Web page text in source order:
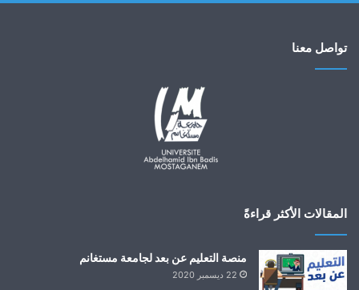
تواصل معنا
المقالات الأكثر قراءةً
منصة التعليم عن بعد لجامعة مستغانم
22 ديسمبر 2020